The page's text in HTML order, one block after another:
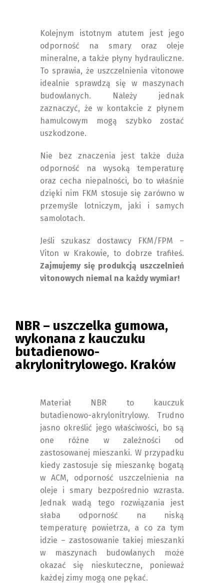
Kolejnym istotnym atutem jest jego
odporność na smary oraz oleje
mineralne, a także płyny hydrauliczne.
To sprawia, że uszczelnienia vitonowe
idealnie sprawdzą się w maszynach
budowlanych. Należy jednak
zaznaczyć, że w kontakcie z płynem
hamulcowym mogą szybko zostać
uszkodzone.
Nie bez znaczenia jest także duża
odporność na wysoką temperaturę
oraz cecha niepalności, bo to właśnie
dzięki nim FKM stosuje się zarówno w
przemyśle lotniczym, jaki i samych
samolotach.
Jeśli szukasz dostawcy FKM/FPM –
Viton w Krakowie, to dobrze trafiłeś.
Zajmujemy się produkcją uszczelnień
vitonowych niemal na każdy wymiar!
NBR – uszczelka gumowa,
wykonana z kauczuku
butadienowo-
akrylonitrylowego. Kraków
Materiał NBR to kauczuk
butadienowo-akrylonitrylowy. Trudno
jasno określić jego właściwości, bo są
one różne w zależności od
zastosowanej mieszanki. W przypadku
kiedy zastosuje się mieszankę bogatą
w ACM, odporność uszczelnienia na
oleje i smary bezpośrednio wzrasta.
Jednak wadą tego rozwiązania jest
słaba odporność na niską
temperaturę powietrza, a co za tym
idzie – zastosowanie takiej mieszanki
w maszynach budowlanych może
okazać się nieskuteczne, ponieważ
każdej zimy mogą one pękać.